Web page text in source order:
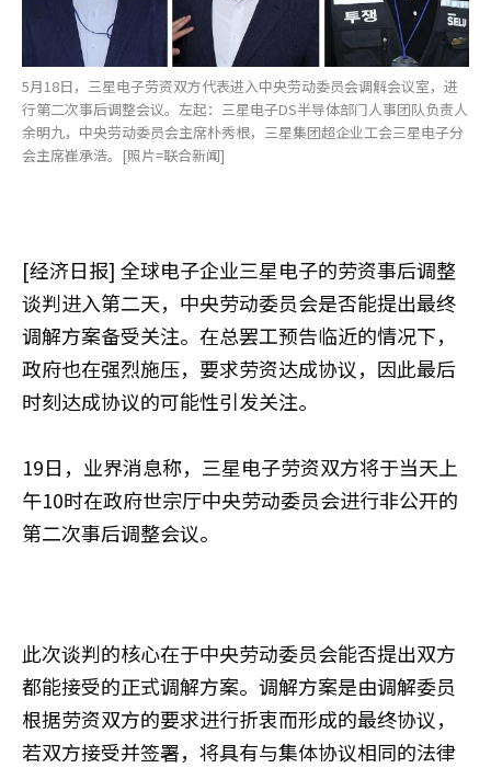
5月18日，三星电子劳资双方代表进入中央劳动委员会调解会议室，进
行第二次事后调整会议。左起：三星电子DS半导体部门人事团队负责人
余明九，中央劳动委员会主席朴秀根，三星集团超企业工会三星电子分
会主席崔承浩。[照片=联合新闻]
[经济日报] 全球电子企业三星电子的劳资事后调整
谈判进入第二天，中央劳动委员会是否能提出最终
调解方案备受关注。在总罢工预告临近的情况下，
政府也在强烈施压，要求劳资达成协议，因此最后
时刻达成协议的可能性引发关注。
19日，业界消息称，三星电子劳资双方将于当天上
午10时在政府世宗厅中央劳动委员会进行非公开的
第二次事后调整会议。
此次谈判的核心在于中央劳动委员会能否提出双方
都能接受的正式调解方案。调解方案是由调解委员
根据劳资双方的要求进行折衷而形成的最终协议，
若双方接受并签署，将具有与集体协议相同的法律